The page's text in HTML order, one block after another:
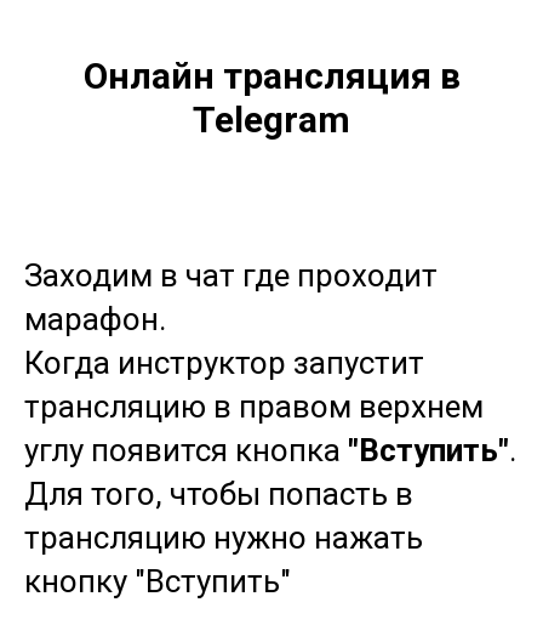
Онлайн трансляция в
Telegram
Заходим в чат где проходит
марафон.
Когда инструктор запустит
трансляцию в правом верхнем
углу появится кнопка "Вступить".
Для того, чтобы попасть в
трансляцию нужно нажать
кнопку "Вступить"